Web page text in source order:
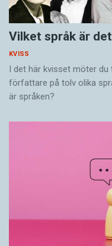
Vilket språk är
KVISS
I det här kvisset möter
författare på tolv olika
är språken?